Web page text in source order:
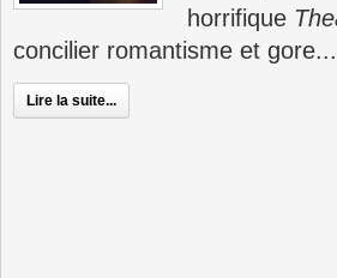
horrifique
concilier romantisme et gore...
Lire la suite...